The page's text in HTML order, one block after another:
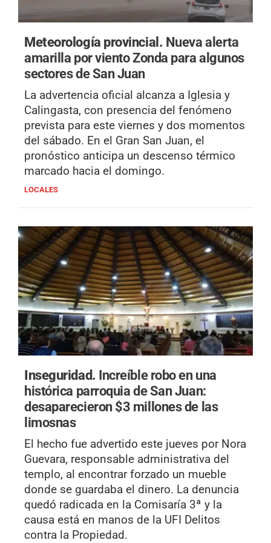
Meteorología provincial. Nueva alerta
amarilla por viento Zonda para algunos
sectores de San Juan
La advertencia oficial alcanza a Iglesia y
Calingasta, con presencia del fenómeno
prevista para este viernes y dos momentos
del sábado. En el Gran San Juan, el
pronóstico anticipa un descenso térmico
marcado hacia el domingo.
LOCALES
Inseguridad. Increíble robo en una
histórica parroquia de San Juan:
desaparecieron $3 millones de las
limosnas
El hecho fue advertido este jueves por Nora
Guevara, responsable administrativa del
templo, al encontrar forzado un mueble
donde se guardaba el dinero. La denuncia
quedó radicada en la Comisaría 3ª y la
causa está en manos de la UFI Delitos
contra la Propiedad.